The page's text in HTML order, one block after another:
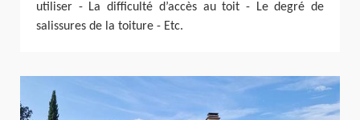
utiliser - La difficulté d’accès au toit - Le degré de
salissures de la toiture - Etc.